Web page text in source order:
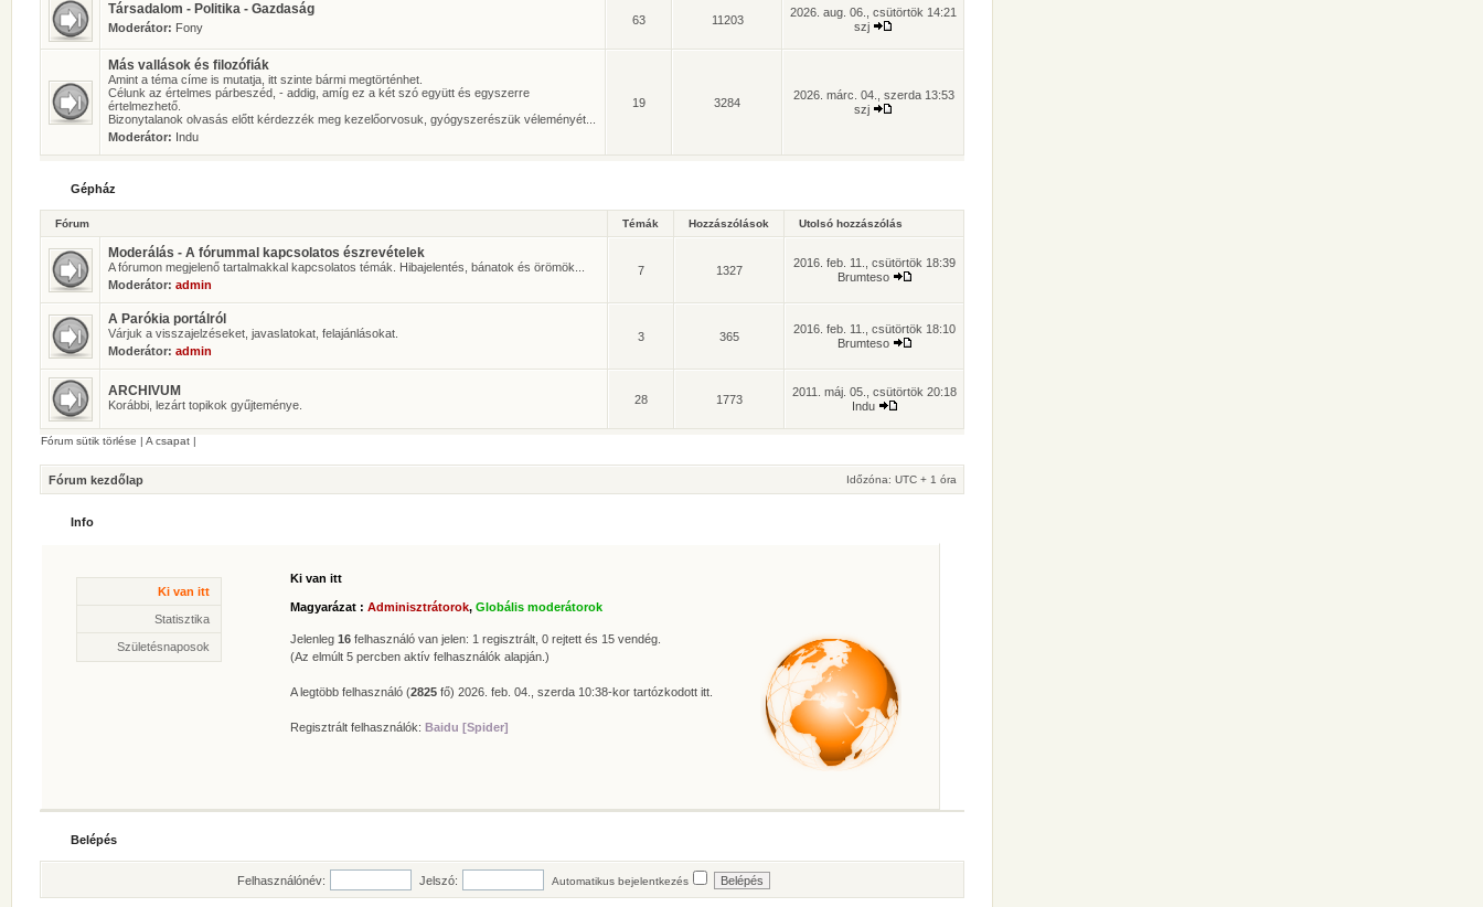
Társadalom - Politika - Gazdaság
Moderátor: Fony
63 11203
2026. aug. 06., csütörtök 14:21
szj
Más vallások és filozófiák
Amint a téma címe is mutatja, itt szinte bármi megtörténhet.
Célunk az értelmes párbeszéd, - addig, amíg ez a két szó együtt és egyszerre
értelmezhető.
Bizonytalanok olvasás előtt kérdezzék meg kezelőorvosuk, gyógyszerészük véleményét...
Moderátor: Indu
19 3284
2026. márc. 04., szerda 13:53
szj
Gépház
Fórum Témák Hozzászólások Utolsó hozzászólás
Moderálás - A fórummal kapcsolatos észrevételek
A fórumon megjelenő tartalmakkal kapcsolatos témák. Hibajelentés, bánatok és örömök...
Moderátor: admin
7 1327
2016. feb. 11., csütörtök 18:39
Brumteso
A Parókia portálról
Várjuk a visszajelzéseket, javaslatokat, felajánlásokat.
Moderátor: admin
3 365
2016. feb. 11., csütörtök 18:10
Brumteso
ARCHIVUM
Korábbi, lezárt topikok gyűjteménye. 28 1773
2011. máj. 05., csütörtök 20:18
Indu
Fórum sütik törlése | A csapat |
Fórum kezdőlap Időzóna: UTC + 1 óra
Info
Ki van itt
Ki van itt
Magyarázat : Adminisztrátorok, Globális moderátorok
Jelenleg 16 felhasználó van jelen: 1 regisztrált, 0 rejtett és 15 vendég.
(Az elmúlt 5 percben aktív felhasználók alapján.)
A legtöbb felhasználó (2825 fő) 2026. feb. 04., szerda 10:38-kor tartózkodott itt.
Regisztrált felhasználók: Baidu [Spider]
Statisztika
Statisztika
* Hozzászólások száma:
62624
* Témák száma:
* Felhasználók száma: 606
* Legújabb regisztrált tagunk:Zolee
Születésnaposok
Belépés
Felhasználónév: Jelszó: Automatikus bejelentkezés